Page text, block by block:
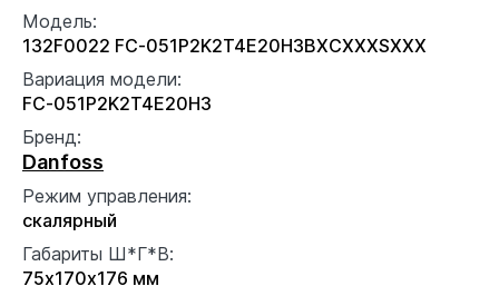
Модель:
132F0022 FC-051P2K2T4E20H3BXCXXXSXXX
Вариация модели:
FC-051P2K2T4E20H3
Бренд:
Danfoss
Режим управления:
скалярный
Габариты Ш*Г*В:
75x170x176 мм